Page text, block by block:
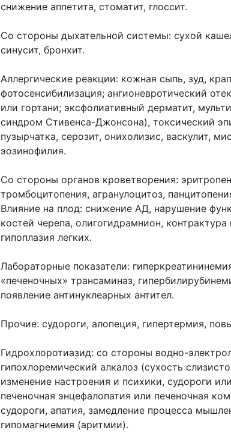
снижение аппетита, стоматит, глоссит.
Со стороны дыхательной системы: сухой
синусит, бронхит.
Аллергические реакции: кожная сыпь, зуд,
фотосенсибилизация; ангионевротический
или гортани; эксфолиативный дерматит,
синдром Стивенса-Джонсона), токсический
пузырчатка, серозит, онихолизис, васкулит,
эозинофилия.
Со стороны органов кроветворения:
тромбоцитопения, агранулоцитоз,
Влияние на плод: снижение АД, нарушение
костей черепа, олигогидрамнион,
гипоплазия легких.
Лабораторные показатели:
«печеночных» трансаминаз,
появление антинуклеарных антител.
Прочие: судороги, алопеция, гипертермия,
Гидрохлоротиазид: со стороны водно-
гипохлоремический алкалоз (сухость
изменение настроения и психики, судороги
печеночная энцефалопатия или печеночная
судороги, апатия, замедление процесса
гипомагниемия (аритмии).